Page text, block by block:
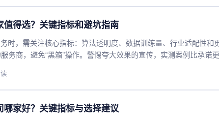
求选择适合的AI搜索优化方案。
值得选？关键指标和避坑指南
时，需关注核心指标：算法透明度、数据训练量、行业适配性和
务商，避免“黑箱”操作。警惕夸大效果的宣传，实测案例比承诺
时技术支持能大幅降低使用风险。建议先试用再采购，重点关注
哪家好？关键指标与选择建议